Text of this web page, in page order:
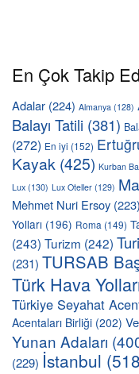
En Çok Takip
Adalar (224) Almanya (128)
Balayı Tatili (381)
(272) En iyi (152)
Kayak (425) Kurban
Lux (130) Lux Oteller (129)
Mehmet Nuri Ersoy (223)
Yolları (196) Roma (149)
(243) Turizm (242)
(231) TURSAB
Türk Hava
Türkiye Seyahat
Acentaları Birliği (202)
Yunan Adaları
(229) İstanbul